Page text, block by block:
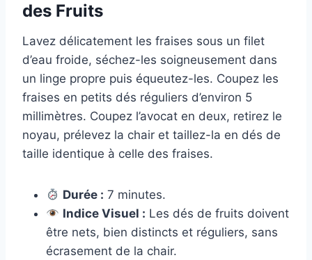
des Fruits
Lavez délicatement les fraises sous un filet
d’eau froide, séchez-les soigneusement dans
un linge propre puis équeutez-les. Coupez les
fraises en petits dés réguliers d’environ 5
millimètres. Coupez l’avocat en deux, retirez le
noyau, prélevez la chair et taillez-la en dés de
taille identique à celle des fraises.
Durée : 7 minutes.
Indice Visuel : Les dés de fruits doivent
être nets, bien distincts et réguliers, sans
écrasement de la chair.